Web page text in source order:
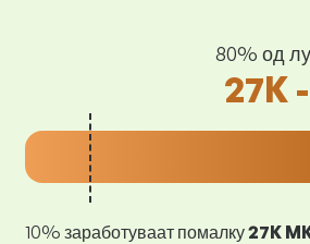
80% од
27K
10% заработуваат помалку27K